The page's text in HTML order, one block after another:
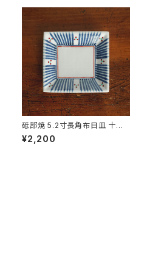
砥部焼 5.2寸長角布目皿 十草
三つ紋 梅山窯 愛媛県【伝統工
芸品】【民藝品】【ギフト プレゼン
¥2,200